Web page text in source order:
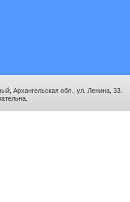
Архангельская обл., ул. Ленина, 33.